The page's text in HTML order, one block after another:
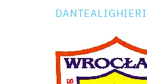
DANTEALIGHIERI